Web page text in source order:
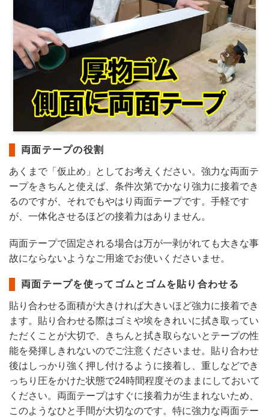
両面テープの役割
あくまで「仮止め」としてお考えください。強力な両面テ
ープをきちんと使えば、条件次第でかなり強力に接着でき
るのですが、それでもやはり両面テープです。手軽です
が、一体化させるほどの接着力はありません。
両面テープで固定される場合は万が一剥がれても大きな事
故にならないようなご用途でお使いくださいませ。
両面テープを使ってゴムとゴムを貼り合わせる
貼り合わせる面積が大きければ大きいほど強力に接着でき
ます。貼り合わせる際はゴミや埃をきれいに拭き取ってい
ただくことが大切で、きちんと拭き取らないとテープの性
能を発揮しきれないのでご注意くださいませ。貼り合わせ
後はしっかり強く押し付けるように接着し、重しなどでき
っちり圧をかけた状態で24時間程度そのままにしておいて
ください。両面テープはすぐに接着力が生まれないため、
このようなひと手間が大切なのです。特に強力な両面テー